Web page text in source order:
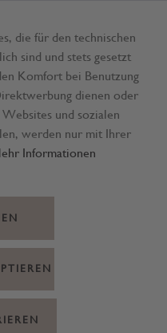
die für den technischen
sind und stets gesetzt
Komfort bei Benutzung
dienen oder
und sozialen
werden nur mit Ihrer
Informationen